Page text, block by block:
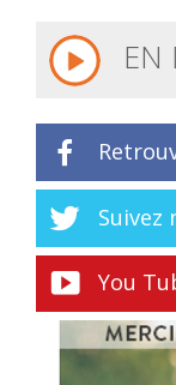
EN
Suivez
You